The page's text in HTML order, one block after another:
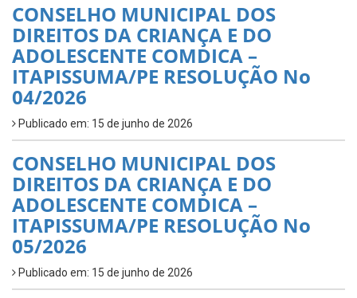
CONSELHO MUNICIPAL DOS
DIREITOS DA CRIANÇA E DO
ADOLESCENTE COMDICA –
ITAPISSUMA/PE RESOLUÇÃO No
04/2026
Publicado em: 15 de junho de 2026
CONSELHO MUNICIPAL DOS
DIREITOS DA CRIANÇA E DO
ADOLESCENTE COMDICA –
ITAPISSUMA/PE RESOLUÇÃO No
05/2026
Publicado em: 15 de junho de 2026